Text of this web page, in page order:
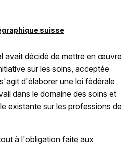
suisse
avait décidé de mettre en œuvre
sur les soins, acceptée
d'élaborer une loi fédérale
dans le domaine des soins et
existante sur les professions de
à l'obligation faite aux